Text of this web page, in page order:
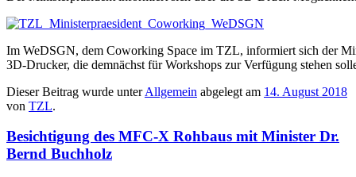
Im WeDSGN, dem Coworking Space im TZL, informiert sich der
3D-Drucker, die demnächst für Workshops zur Verfügung stehen
Dieser Beitrag wurde unterAllgemein abgelegt am 14. August 2018
von TZL.
Besichtigung des MFC-X Rohbaus mit Minister Dr.
Bernd Buchholz